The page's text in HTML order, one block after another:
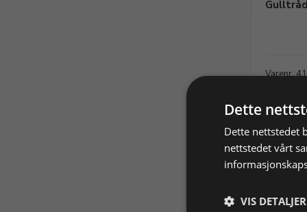
Varenr.
Dette
Dette nettstedet
nettstedet vårt
VIS DETALJER